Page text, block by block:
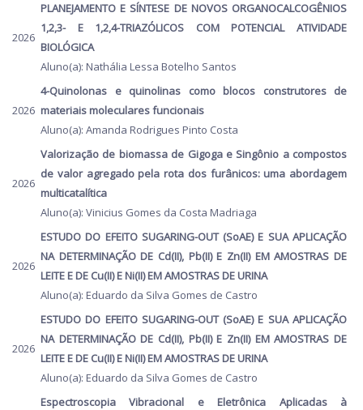
2026
PLANEJAMENTO E SÍNTESE DE NOVOS ORGANOCALCOGÊNIOS
1,2,3- E 1,2,4-TRIAZÓLICOS COM POTENCIAL ATIVIDADE
BIOLÓGICA
Aluno(a): Nathália Lessa Botelho Santos
2026
4-Quinolonas e quinolinas como blocos construtores de
materiais moleculares funcionais
Aluno(a): Amanda Rodrigues Pinto Costa
2026
Valorização de biomassa de Gigoga e Singônio a compostos
de valor agregado pela rota dos furânicos: uma abordagem
multicatalítica
Aluno(a): Vinicius Gomes da Costa Madriaga
2026
ESTUDO DO EFEITO SUGARING-OUT (SoAE) E SUA APLICAÇÃO
NA DETERMINAÇÃO DE Cd(II), Pb(II) E Zn(II) EM AMOSTRAS DE
LEITE E DE Cu(II) E Ni(II) EM AMOSTRAS DE URINA
Aluno(a): Eduardo da Silva Gomes de Castro
2026
ESTUDO DO EFEITO SUGARING-OUT (SoAE) E SUA APLICAÇÃO
NA DETERMINAÇÃO DE Cd(II), Pb(II) E Zn(II) EM AMOSTRAS DE
LEITE E DE Cu(II) E Ni(II) EM AMOSTRAS DE URINA
Aluno(a): Eduardo da Silva Gomes de Castro
Espectroscopia Vibracional e Eletrônica Aplicadas à